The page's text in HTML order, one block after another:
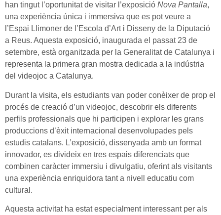
han tingut l’oportunitat de visitar l’exposició Nova Pantalla,
una experiència única i immersiva que es pot veure a
l’Espai Llimoner de l’Escola d’Art i Disseny de la Diputació
a Reus. Aquesta exposició, inaugurada el passat 23 de
setembre, està organitzada per la Generalitat de Catalunya i
representa la primera gran mostra dedicada a la indústria
del videojoc a Catalunya.
Durant la visita, els estudiants van poder conèixer de prop el
procés de creació d’un videojoc, descobrir els diferents
perfils professionals que hi participen i explorar les grans
produccions d’èxit internacional desenvolupades pels
estudis catalans. L’exposició, dissenyada amb un format
innovador, es divideix en tres espais diferenciats que
combinen caràcter immersiu i divulgatiu, oferint als visitants
una experiència enriquidora tant a nivell educatiu com
cultural.
Aquesta activitat ha estat especialment interessant per als